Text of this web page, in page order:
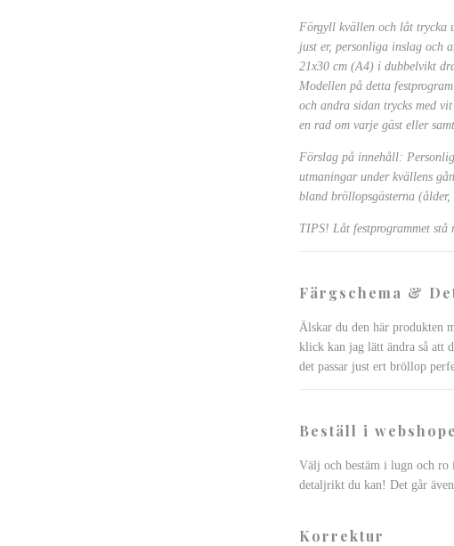
Förgyll kvällen och låt trycka
just er, personliga inslag och
21x30 cm (A4) i dubbelvikt
Modellen på detta
och andra sidan trycks med
en rad om varje gäst eller
Förslag på innehåll:
utmaningar under kvällens
bland bröllopsgästerna
TIPS! Låt festprogrammet stå
Färgschema &
Älskar du den här produkten
klick kan jag lätt ändra så att
det passar just ert bröllop
Beställ i
Välj och bestäm i lugn och ro
detaljrikt du kan! Det går
Korrektur